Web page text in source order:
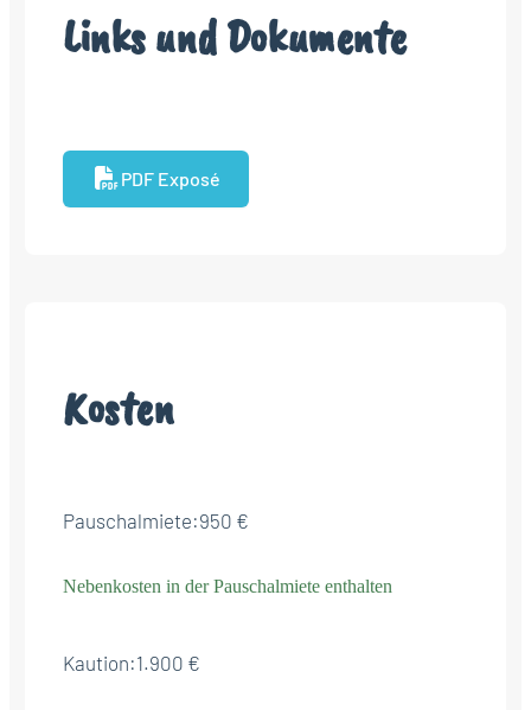
Links und Dokumente
PDF Exposé
Kosten
Pauschalmiete:950 €
Nebenkosten in der Pauschalmiete enthalten
Kaution:1.900 €